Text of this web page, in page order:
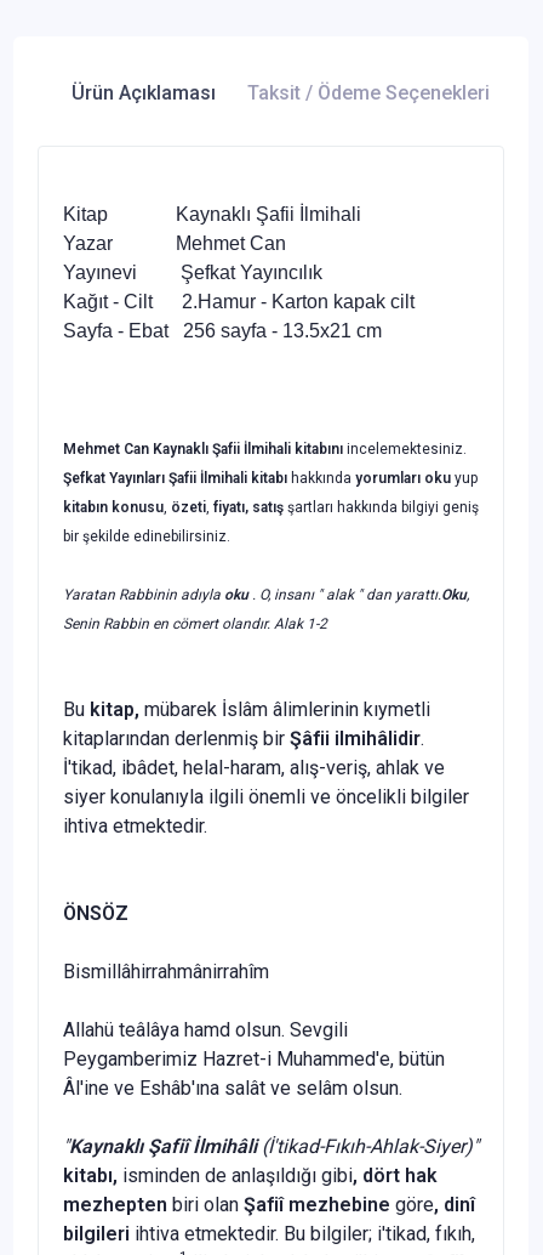
Ürün Açıklaması Taksit / Ödeme Seçenekleri
Kitap Kaynaklı Şafii İlmihali
Yazar Mehmet Can
Yayınevi Şefkat Yayıncılık
Kağıt - Cilt 2.Hamur - Karton kapak cilt
Sayfa - Ebat 256 sayfa - 13.5x21 cm
Mehmet Can Kaynaklı Şafii İlmihali kitabını incelemektesiniz.
Şefkat Yayınları Şafii İlmihali kitabı hakkında yorumları oku yup
kitabın konusu, özeti, fiyatı, satış şartları hakkında bilgiyi geniş
bir şekilde edinebilirsiniz.
Yaratan Rabbinin adıyla oku. O, insanı " alak " dan yarattı.Oku,
Senin Rabbin en cömert olandır. Alak 1-2
Bu kitap, mübarek İslâm âlimlerinin kıymetli
kitaplarından derlenmiş bir Şâfii ilmihâlidir.
İ'tikad, ibâdet, helal-haram, alış-veriş, ahlak ve
siyer konulanıyla ilgili önemli ve öncelikli bilgiler
ihtiva etmektedir.
ÖNSÖZ
Bismillâhirrahmânirrahîm
Allahü teâlâya hamd olsun. Sevgili
Peygamberimiz Hazret-i Muhammed'e, bütün
Âl'ine ve Eshâb'ına salât ve selâm olsun.
"Kaynaklı Şafiî İlmihâli(İ'tikad-Fıkıh-Ahlak-Siyer)"
kitabı, isminden de anlaşıldığı gibi, dört hak
mezhepten biri olan Şafiî mezhebine göre, dinî
bilgileri ihtiva etmektedir. Bu bilgiler; i'tikad, fıkıh,